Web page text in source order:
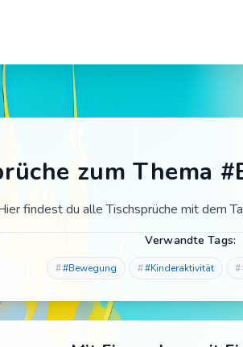
zum Thema
findest du alle Tischsprüche mit dem
Verwandte Tags:
#Bewegung #Kinderaktivität